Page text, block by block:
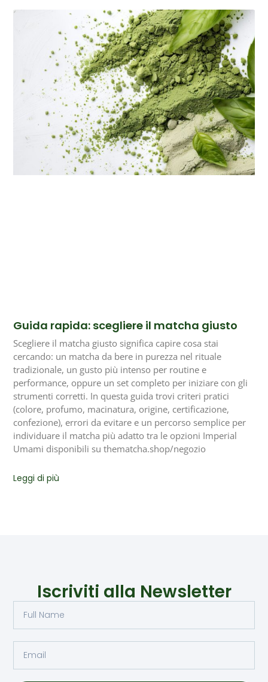
Guida rapida: scegliere il matcha giusto
Scegliere il matcha giusto significa capire cosa stai
cercando: un matcha da bere in purezza nel rituale
tradizionale, un gusto più intenso per routine e
performance, oppure un set completo per iniziare con gli
strumenti corretti. In questa guida trovi criteri pratici
(colore, profumo, macinatura, origine, certificazione,
confezione), errori da evitare e un percorso semplice per
individuare il matcha più adatto tra le opzioni Imperial
Umami disponibili su thematcha.shop/negozio
Leggi di più
Iscriviti alla Newsletter